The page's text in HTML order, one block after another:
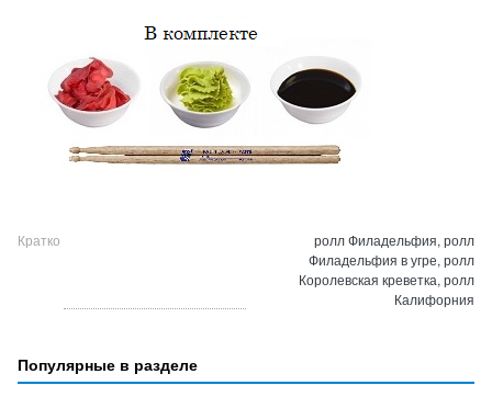
Кратко
ролл Филадельфия, ролл
Филадельфия в угре, ролл
Королевская креветка, ролл
Калифорния
Популярные в разделе